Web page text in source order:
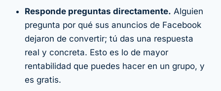
Responde preguntas directamente. Alguien
pregunta por qué sus anuncios de Facebook
dejaron de convertir; tú das una respuesta
real y concreta. Esto es lo de mayor
rentabilidad que puedes hacer en un grupo, y
es gratis.